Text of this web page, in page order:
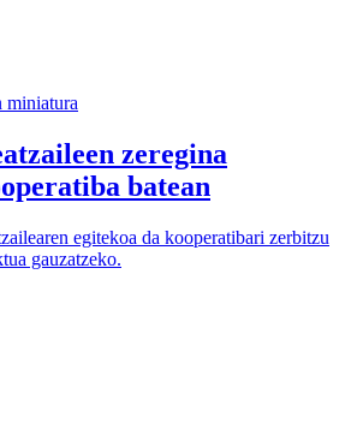
zeregina
batean
egitekoa da kooperatibari zerbitzu
gauzatzeko.